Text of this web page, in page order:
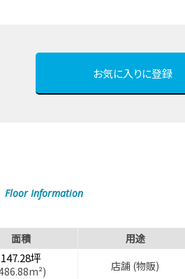
お気に入りに登録
Floor Information
面積 用途
147.28坪
店舗 (物販)